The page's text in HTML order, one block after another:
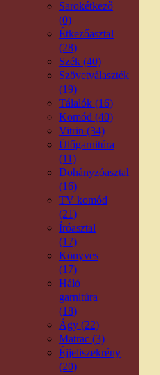
Sarokétkező
(0)
Étkezőasztal
(28)
Szék (40)
Szövetválaszték
(19)
Tálalók (16)
Komód (40)
Vitrin (34)
Ülőgarnitúra
(11)
Dohányzóasztal
(16)
TV komód
(21)
Íróasztal
(17)
Könyves
(17)
Háló
garnitúra
(18)
Ágy (22)
Matrac (3)
Éjjeliszekrény
(20)